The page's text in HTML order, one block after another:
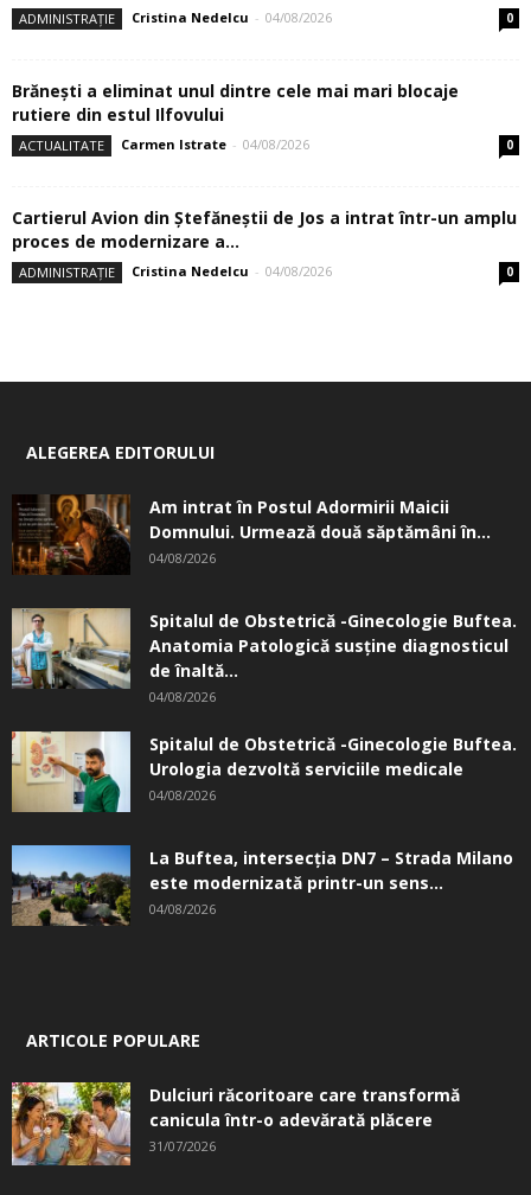
ADMINISTRAȚIE Cristina Nedelcu - 04/08/2026 0
Brănești a eliminat unul dintre cele mai mari blocaje
rutiere din estul Ilfovului
ACTUALITATE Carmen Istrate - 04/08/2026 0
Cartierul Avion din Ştefăneştii de Jos a intrat într-un amplu
proces de modernizare a...
ADMINISTRAȚIE Cristina Nedelcu - 04/08/2026 0
ALEGEREA EDITORULUI
Am intrat în Postul Adormirii Maicii
Domnului. Urmează două săptămâni în...
04/08/2026
Spitalul de Obstetrică -Ginecologie Buftea.
Anatomia Patologică susţine diagnosticul
de înaltă...
04/08/2026
Spitalul de Obstetrică -Ginecologie Buftea.
Urologia dezvoltă serviciile medicale
04/08/2026
La Buftea, intersecţia DN7 – Strada Milano
este modernizată printr-un sens...
04/08/2026
ARTICOLE POPULARE
Dulciuri răcoritoare care transformă
canicula într-o adevărată plăcere
31/07/2026